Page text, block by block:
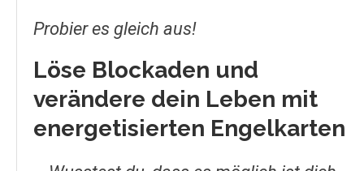
Probier es gleich aus!
Löse Blockaden und
verändere dein Leben mit
energetisierten Engelkarten